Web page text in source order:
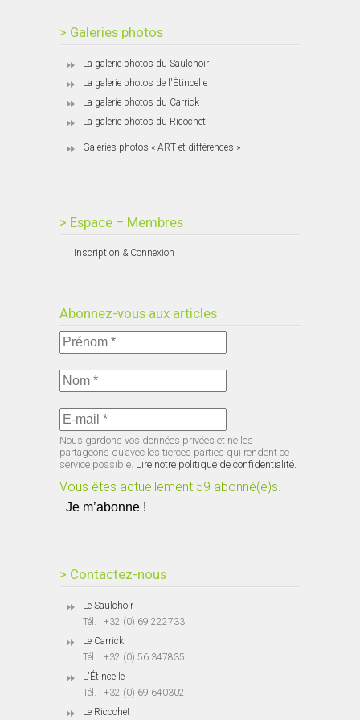
> Galeries photos
La galerie photos du Saulchoir
La galerie photos de l'Étincelle
La galerie photos du Carrick
La galerie photos du Ricochet
Galeries photos « ART et différences »
> Espace – Membres
Inscription & Connexion
Abonnez-vous aux articles
Nous gardons vos données privées et ne les
partageons qu’avec les tierces parties qui rendent ce
service possible. Lire notre politique de confidentialité.
Vous êtes actuellement 59 abonné(e)s.
> Contactez-nous
Le Saulchoir
Tél. : +32 (0) 69 222733
Le Carrick
Tél. : +32 (0) 56 347835
L'Étincelle
Tél. : +32 (0) 69 640302
Le Ricochet